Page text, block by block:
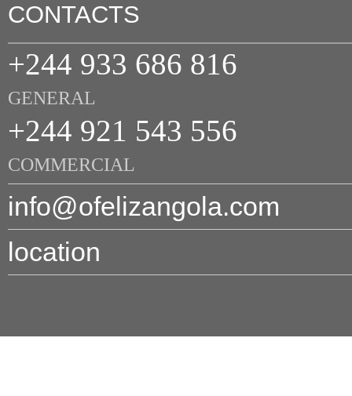
CONTACTS
+244 933 686 816
GENERAL
+244 921 543 556
COMMERCIAL
info@ofelizangola.com
location